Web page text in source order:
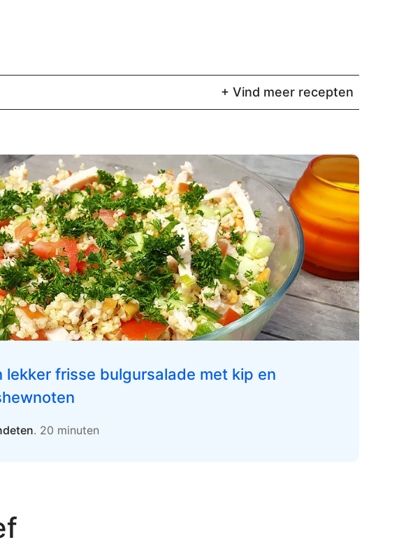
+ Vind meer recepten
lekker frisse bulgursalade met kip en
. 20 minuten